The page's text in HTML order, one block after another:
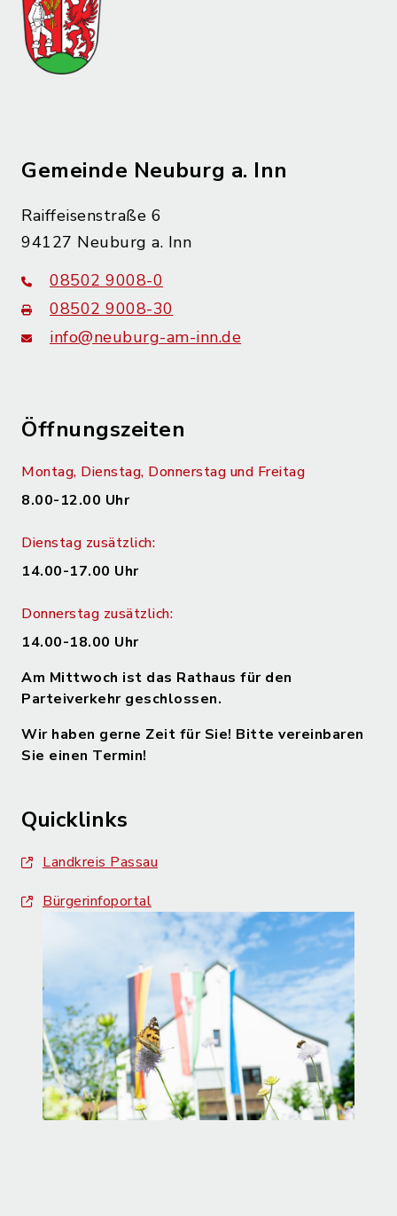
Gemeinde Neuburg a. Inn
Raiffeisenstraße 6
94127 Neuburg a. Inn
08502 9008-0
08502 9008-30
info@neuburg-am-inn.de
Öffnungszeiten
Montag, Dienstag, Donnerstag und Freitag
8.00-12.00 Uhr
Dienstag zusätzlich:
14.00-17.00 Uhr
Donnerstag zusätzlich:
14.00-18.00 Uhr
Am Mittwoch ist das Rathaus für den
Parteiverkehr geschlossen.
Wir haben gerne Zeit für Sie! Bitte vereinbaren
Sie einen Termin!
Quicklinks
Landkreis Passau
Bürgerinfoportal